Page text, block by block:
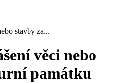
stavby za...
věci nebo
památku